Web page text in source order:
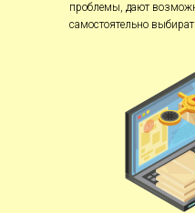
проблемы, дают
самостоятельно